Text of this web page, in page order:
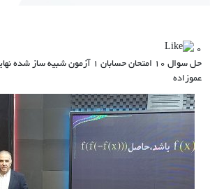
0
حل سوال 10 امتحان حسابان 1 آزمون
عموزاده